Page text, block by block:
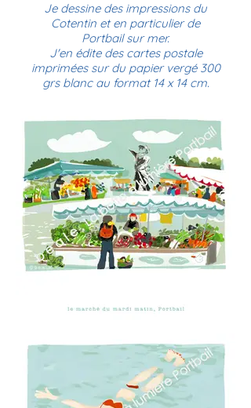
Je dessine des impressions du
Cotentin et en particulier de
Portbail sur mer.
J'en édite des cartes postale
imprimées sur du papier vergé 300
grs blanc au format 14 x 14 cm.